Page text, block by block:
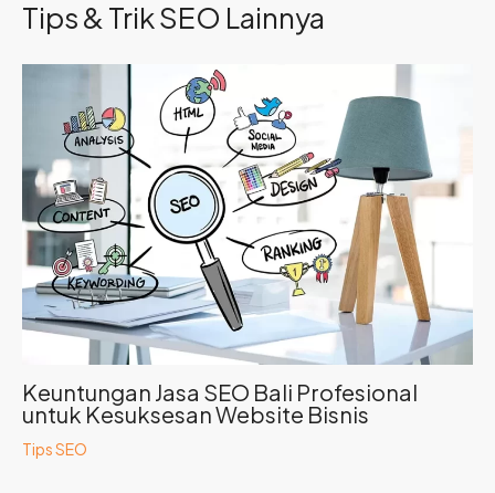
Tips & Trik SEO Lainnya
Keuntungan Jasa SEO Bali Profesional
untuk Kesuksesan Website Bisnis
Tips SEO